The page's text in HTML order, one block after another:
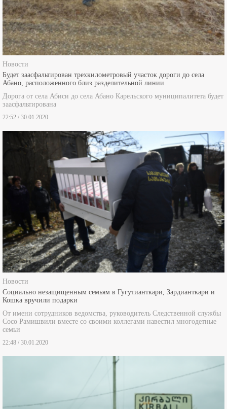
Новости
Будет заасфальтирован трехкилометровый участок дороги до села
Абано, расположенного близ разделительной линии
Дорога от села Абиси до села Абано Карельского муниципалитета будет
заасфальтирована
22:52 / 30.01.2020
Новости
Социально незащищенным семьям в Гугутианткари, Зардианткари и
Кошка вручили подарки
От имени сотрудников ведомства, руководитель Следственной службы
Сосо Рамишвили вместе со своими коллегами навестил многодетные
семьи
22:48 / 30.01.2020